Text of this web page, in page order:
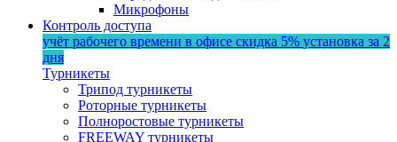
Микрофоны
Контроль доступа
учёт рабочего времени в офисе скидка 5% установка за 2
дня
Турникеты
Трипод турникеты
Роторные турникеты
Полноростовые турникеты
FREEWAY турникеты